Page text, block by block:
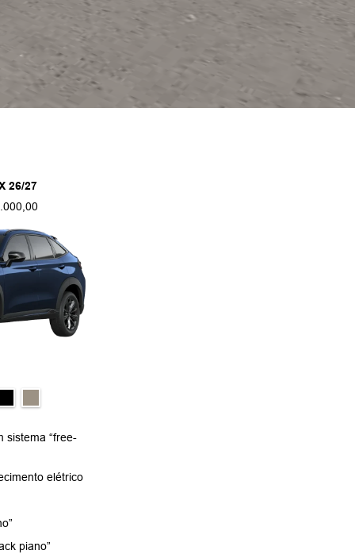
26/27
sistema “free-
elétrico
piano”